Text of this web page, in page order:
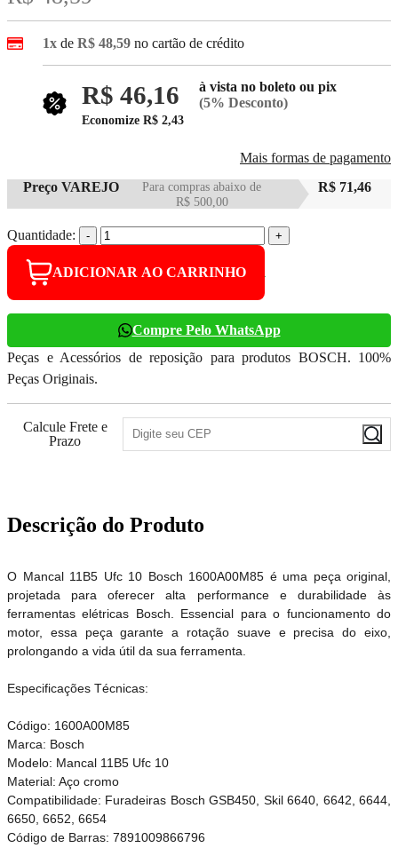
1x de R$ 48,59 no cartão de crédito
R$ 46,16
à vista no boleto ou pix
(5% Desconto)
Economize R$ 2,43
Mais formas de pagamento
Preço VAREJO
Para compras abaixo de
R$ 500,00
R$ 71,46
Quantidade: - +
ADICIONAR AO CARRINHO
Compre Pelo WhatsApp
Peças e Acessórios de reposição para produtos BOSCH. 100%
Peças Originais.
Calcule Frete e
Prazo
Descrição do Produto
O Mancal 11B5 Ufc 10 Bosch 1600A00M85 é uma peça original,
projetada para oferecer alta performance e durabilidade às
ferramentas elétricas Bosch. Essencial para o funcionamento do
motor, essa peça garante a rotação suave e precisa do eixo,
prolongando a vida útil da sua ferramenta.
Especificações Técnicas:
Código: 1600A00M85
Marca: Bosch
Modelo: Mancal 11B5 Ufc 10
Material: Aço cromo
Compatibilidade: Furadeiras Bosch GSB450, Skil 6640, 6642, 6644,
6650, 6652, 6654
Código de Barras: 7891009866796